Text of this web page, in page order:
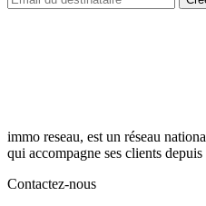
immo reseau, est un réseau
qui accompagne ses clients depuis
Contactez-nous